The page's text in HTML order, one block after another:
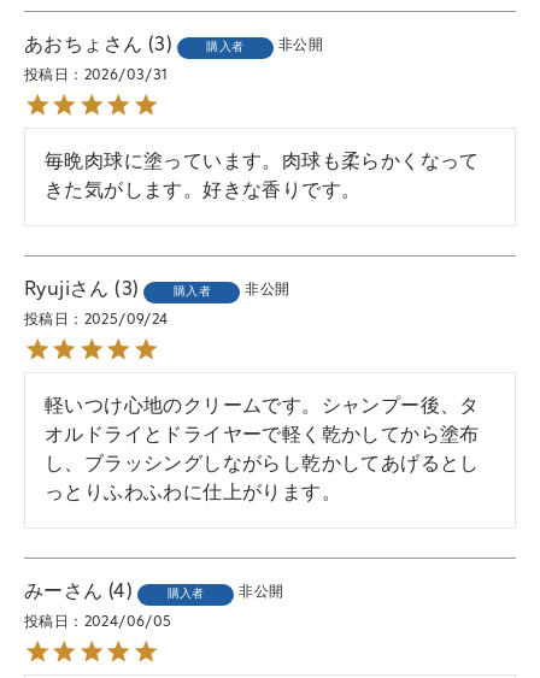
あおちょ 3 購入者 非公開
投稿日 2026/03/31
毎晩肉球に塗っています。肉球も柔らかくなって
きた気がします。好きな香りです。
Ryuji 3 購入者 非公開
投稿日 2025/09/24
軽いつけ心地のクリームです。シャンプー後、タ
オルドライとドライヤーで軽く乾かしてから塗布
し、ブラッシングしながらし乾かしてあげるとし
っとりふわふわに仕上がります。
みー 4 購入者 非公開
投稿日 2024/06/05